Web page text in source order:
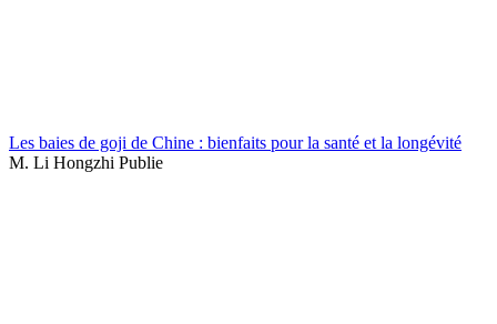
Les baies de goji de Chine : bienfaits pour la santé et la longévité
M. Li Hongzhi Publie